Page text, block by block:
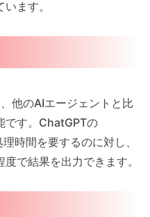
ます。
他のAIエージェントと比
です。ChatGPTの
時間を要するのに対し、
で結果を出力できます。